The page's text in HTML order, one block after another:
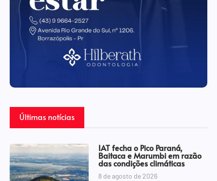
Últimas notícias
IAT fecha o Pico Paraná,
Baitaca e Marumbi em razão
das condições climáticas
8 de agosto de 2026